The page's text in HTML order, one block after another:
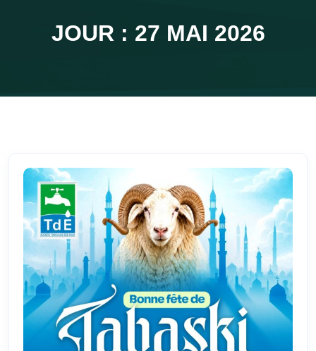
JOUR : 27 MAI 2026